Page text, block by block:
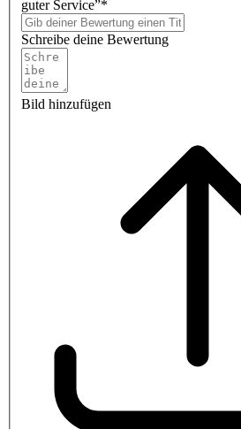
guter Service”*
Schreibe deine Bewertung
Bild hinzufügen